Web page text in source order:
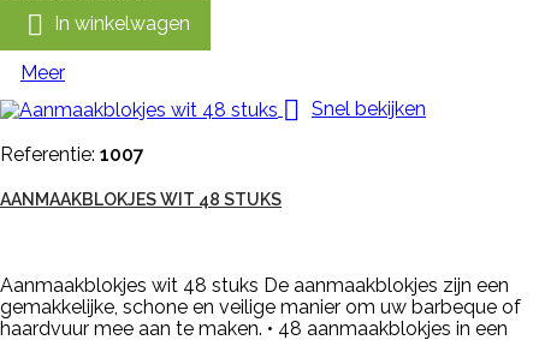
 In winkelwagen
Meer

Snel bekijken
Referentie: 1007
AANMAAKBLOKJES WIT 48 STUKS
Aanmaakblokjes wit 48 stuks De aanmaakblokjes zijn een
gemakkelijke, schone en veilige manier om uw barbeque of
haardvuur mee aan te maken. • 48 aanmaakblokjes in een